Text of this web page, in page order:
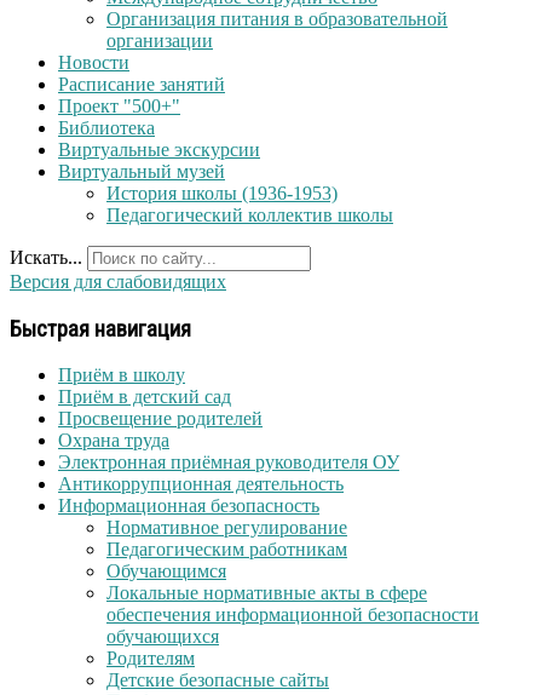
Организация питания в образовательной
организации
Новости
Расписание занятий
Проект "500+"
Библиотека
Виртуальные экскурсии
Виртуальный музей
История школы (1936-1953)
Педагогический коллектив школы
Искать...
Версия для слабовидящих
Быстрая навигация
Приём в школу
Приём в детский сад
Просвещение родителей
Охрана труда
Электронная приёмная руководителя ОУ
Антикоррупционная деятельность
Информационная безопасность
Нормативное регулирование
Педагогическим работникам
Обучающимся
Локальные нормативные акты в сфере
обеспечения информационной безопасности
обучающихся
Родителям
Детские безопасные сайты